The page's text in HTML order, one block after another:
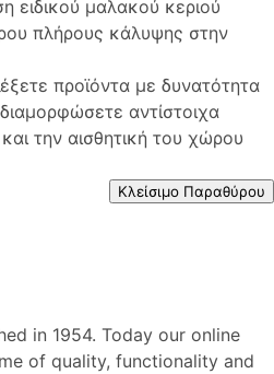
ειδικού μαλακού κεριού
πλήρους κάλυψης στην
προϊόντα με δυνατότητα
αντίστοιχα
την αισθητική του χώρου
Κλείσιμο Παραθύρου
in 1954. Today our online
of quality, functionality and